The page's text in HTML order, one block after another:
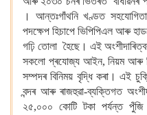
। আন্তঃগাঁথনি খণ্ডত
পদক্ষেপ হিচাপে ভিপিপিএল আৰু
গঢ়ি তোলা হৈছে। এই
সকলো প্ৰযোজ্য আইন, নিয়ম আৰু
সম্পদৰ বিনিময় বৃদ্ধি কৰা। এই
বন্দৰ আৰু ৰাজহুৱা-ব্যক্তিগত
২৫,০০০ কোটি টকা পৰ্যন্ত